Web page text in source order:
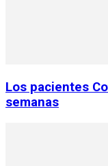
Los pacientes
semanas